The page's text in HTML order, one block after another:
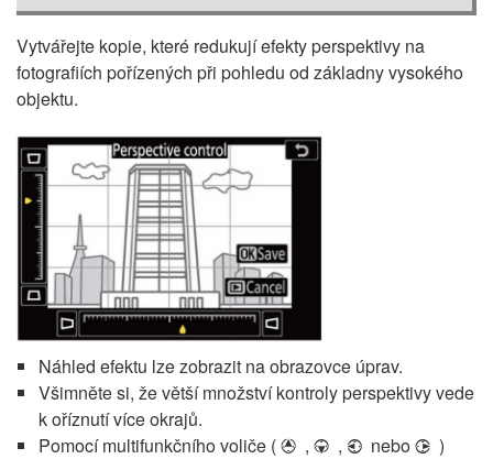
Vytvářejte kopie, které redukují efekty perspektivy na
fotografiích pořízených při pohledu od základny vysokého
objektu.
Náhled efektu lze zobrazit na obrazovce úprav.
Všimněte si, že větší množství kontroly perspektivy vede
k oříznutí více okrajů.
Pomocí multifunkčního voliče ( 1 , 3 , 4 nebo 2 )